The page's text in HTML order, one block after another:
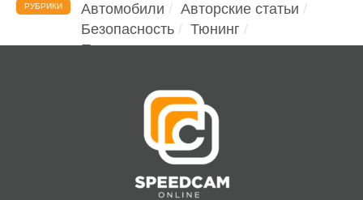
РУБРИКИ Автомобили
Авторские статьи
Безопасность
Тюнинг
Помощь водителю